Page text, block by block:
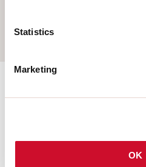
Statistics
Marketing
OK
RAIL
Aanvullende
150 CAP